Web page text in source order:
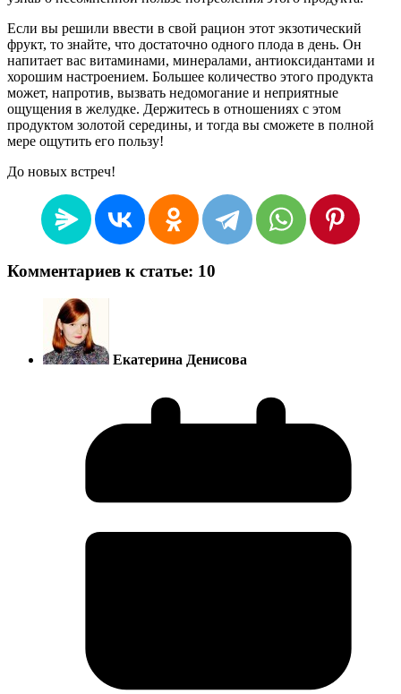
Если вы решили ввести в свой рацион этот экзотический
фрукт, то знайте, что достаточно одного плода в день. Он
напитает вас витаминами, минералами, антиоксидантами и
хорошим настроением. Большее количество этого продукта
может, напротив, вызвать недомогание и неприятные
ощущения в желудке. Держитесь в отношениях с этом
продуктом золотой середины, и тогда вы сможете в полной
мере ощутить его пользу!
До новых встреч!
Комментариев к статье: 10
Екатерина Денисова